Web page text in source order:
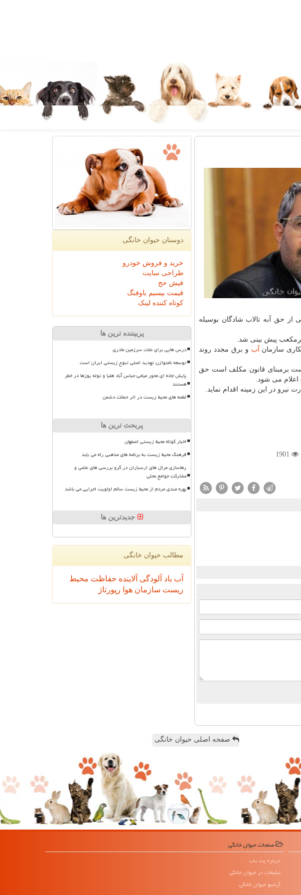
حق آبه تالاب شادگان بوسیله
آب و برق مجدد روند
برمبنای قانون مكلف است حق
اعلام می شود.
نیرو در این زمینه اقدام نماید.
1901
دوستان حیوان خانگی
خرید و فروش خودرو
طراحی سایت
فیش حج
قیمت بیسیم باوفنگ
کوتاه کننده لینک
پربیننده ترین ها
درس هایی برای نجات سرزمین مادری
توسعه نامتوازن تهدید اصلی تنوع زیستی ایران است
پایش جاده ای محور میامی-عباس آباد هلیا و توله یوزها در خطر
هستند
لطمه های محیط زیست در اثر حملات دشمن
پربحث ترین ها
اخبار کوتاه محیط زیستی اصفهان
فرهنگ محیط زیست به برنامه های مذهبی راه می یابد
رهاسازی مرال های ارسباران در گرو بررسی های علمی و
مشارکت جوامع محلی
بهره مندی مردم از محیط زیست سالم اولویت اجرایی می باشد
جدیدترین ها
مطالب حیوان خانگی
آب باد آلودگی آلاینده حفاظت محیط
زیست سازمان هوا رپورتاژ
صفحه اصلی حیوان خانگی
صفحات حیوان خانگی
درباره پت یاب
تبلیغات در حیوان خانگی
آرشیو حیوان خانگی